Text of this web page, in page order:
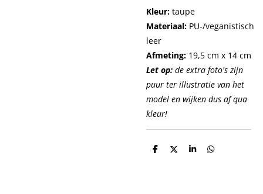
Kleur: taupe
Materiaal: PU-/veganistisch
leer
Afmeting: 19,5 cm x 14 cm
Let op: de extra foto's zijn
puur ter illustratie van het
model en wijken dus af qua
kleur!
D
D
S
D